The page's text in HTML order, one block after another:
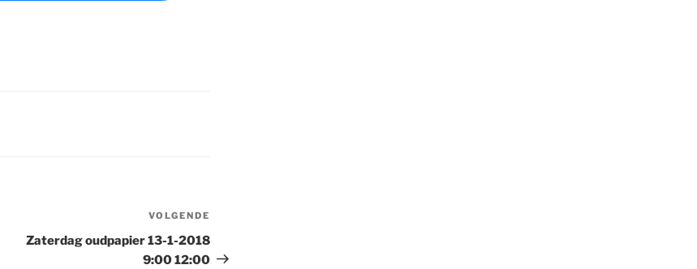
bericht
VOLGENDE
Zaterdag oudpapier 13-1-2018
9:00 12:00